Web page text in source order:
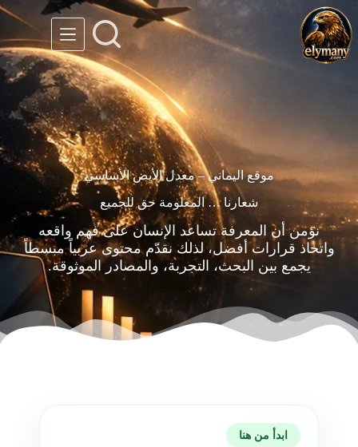
موقع اليماني – معدل الأيض الأساسي
شعارنا … المعلومة حق للجميع
نؤمن أن المعرفة تساعد الإنسان على فهم واقعه
واتخاذ قرارات أفضل، لذلك نقدّم محتوى عربياً مبسطاً
يجمع بين البحث، التجربة، والمصادر الموثوقة.
ابدأ من هنا